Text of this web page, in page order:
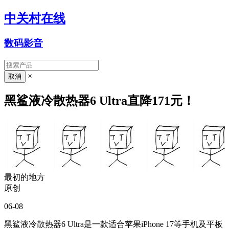
中关村在线
数码影音
×
黑鲨液冷散热器6 Ultra直降171元！
最初的地方
原创
06-08
黑鲨液冷散热器6 Ultra是一款适合苹果iPhone 17等手机及平板